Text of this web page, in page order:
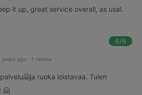
it up, great service overall, as usal.
6/6
years ago · 1 review
ruoka loistavaa. Tulen
🤗